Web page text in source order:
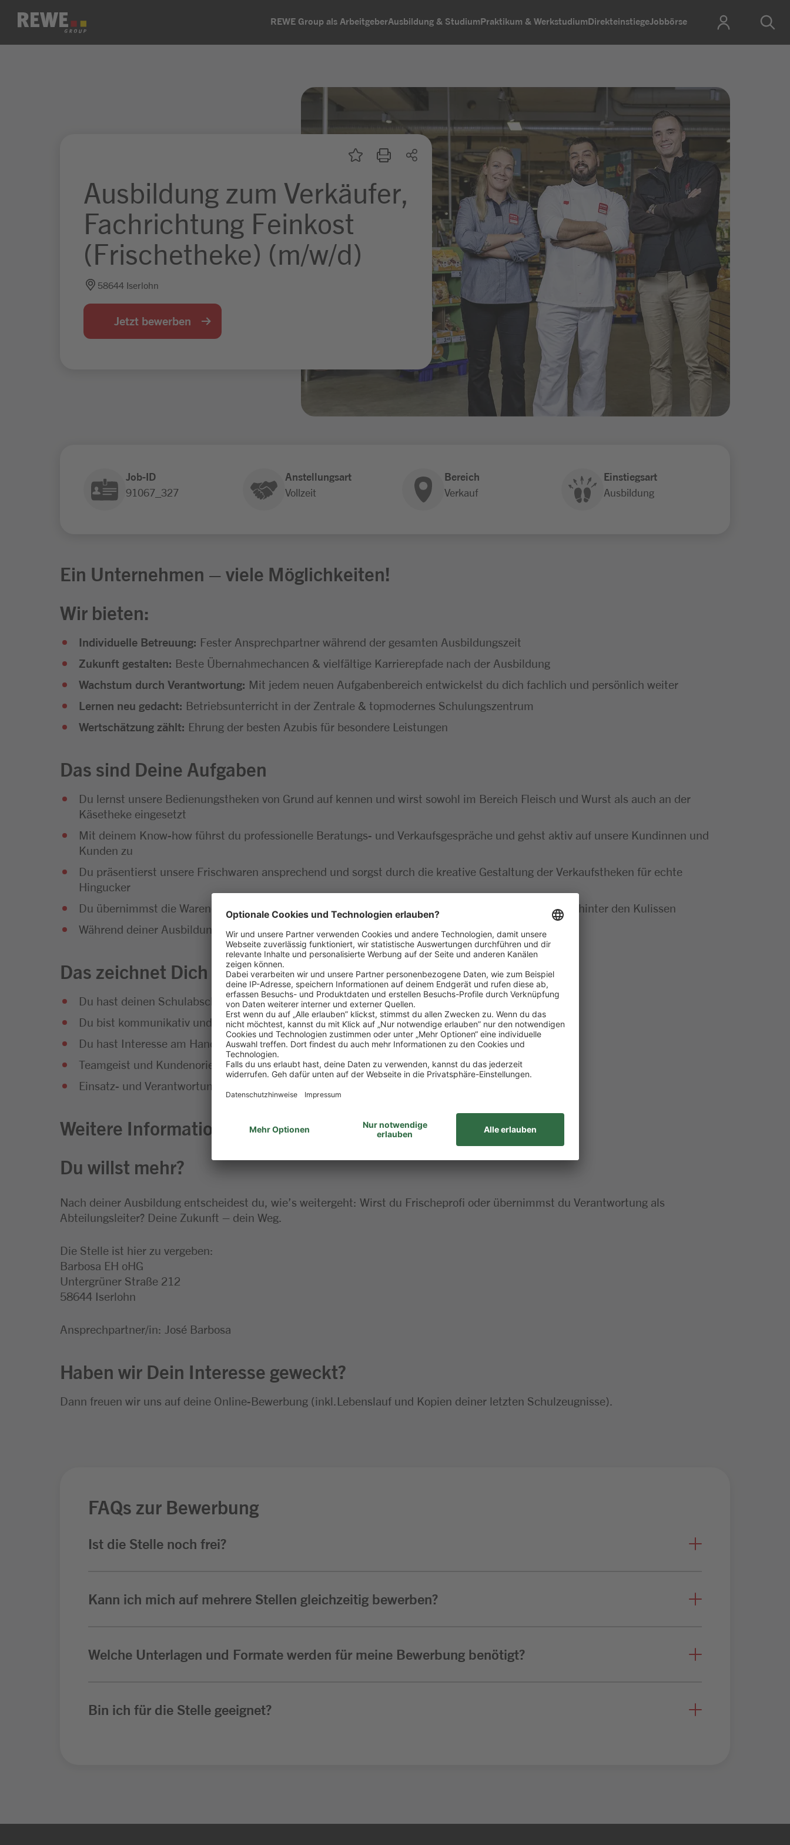
Zum Inhalt springen REWE Group als ArbeitgeberAusbildung & StudiumPraktikum & WerkstudiumDirekteinstiegeJobbörse
Ausbildung zum Verkäufer,
Fachrichtung Feinkost
(Frischetheke) (m/w/d)
58644 Iserlohn
Jetzt bewerben
Job-ID
91067_327
Anstellungsart
Vollzeit
Bereich
Verkauf
Einstiegsart
Ausbildung
Ein Unternehmen – viele Möglichkeiten!
Wir bieten:
Individuelle Betreuung: Fester Ansprechpartner während der gesamten Ausbildungszeit
Zukunft gestalten: Beste Übernahmechancen & vielfältige Karrierepfade nach der Ausbildung
Wachstum durch Verantwortung: Mit jedem neuen Aufgabenbereich entwickelst du dich fachlich und persönlich weiter
Lernen neu gedacht: Betriebsunterricht in der Zentrale & topmodernes Schulungszentrum
Wertschätzung zählt: Ehrung der besten Azubis für besondere Leistungen
Das sind Deine Aufgaben
Du lernst unsere Bedienungstheken von Grund auf kennen und wirst sowohl im Bereich Fleisch und Wurst als auch an der
Käsetheke eingesetzt
Mit deinem Know-how führst du professionelle Beratungs- und Verkaufsgespräche und gehst aktiv auf unsere Kundinnen und
Kunden zu
Du präsentierst unsere Frischwaren ansprechend und sorgst durch die kreative Gestaltung der Verkaufstheken für echte
Hingucker
Du übernimmst die Warendisposition, kontrollierst die Qualität und sorgst für reibungslose Abläufe hinter den Kulissen
Während deiner Ausbildung wirst du mit allen wichtigen Einzelhandelsprozessen vertraut gemacht
Das zeichnet Dich aus
Du hast deinen Schulabschluss erfolgreich gemeistert
Du bist kommunikativ und hast Spaß am Umgang mit Menschen
Du hast Interesse am Handel und an Lebensmitteln
Teamgeist und Kundenorientierung gehören für dich einfach dazu
Einsatz- und Verantwortungsbereitschaft bringst du gerne mit
Weitere Informationen zu dieser Stelle
Du willst mehr?
Nach deiner Ausbildung entscheidest du, wie’s weitergeht: Wirst du Frischeprofi oder übernimmst du Verantwortung als
Abteilungsleiter? Deine Zukunft – dein Weg.
Die Stelle ist hier zu vergeben:
Barbosa EH oHG
Untergrüner Straße 212
58644 Iserlohn
Ansprechpartner/in: José Barbosa
Haben wir Dein Interesse geweckt?
Dann freuen wir uns auf deine Online-Bewerbung (inkl.Lebenslauf und Kopien deiner letzten Schulzeugnisse).
FAQs zur Bewerbung
Ist die Stelle noch frei?
Kann ich mich auf mehrere Stellen gleichzeitig bewerben?
Welche Unterlagen und Formate werden für meine Bewerbung benötigt?
Bin ich für die Stelle geeignet?